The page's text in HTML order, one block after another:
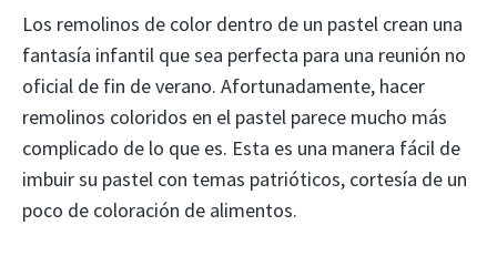
Los remolinos de color dentro de un pastel crean una
fantasía infantil que sea perfecta para una reunión no
oficial de fin de verano. Afortunadamente, hacer
remolinos coloridos en el pastel parece mucho más
complicado de lo que es. Esta es una manera fácil de
imbuir su pastel con temas patrióticos, cortesía de un
poco de coloración de alimentos.